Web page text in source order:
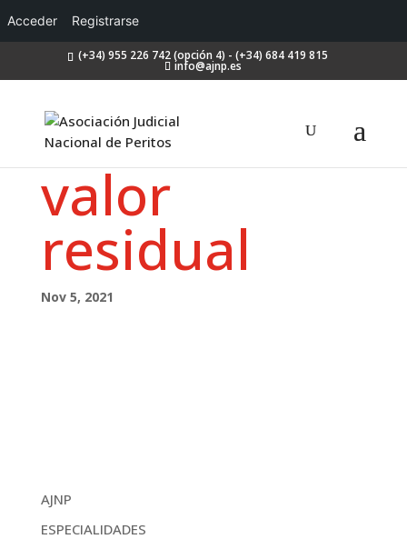
Acceder Registrarse
(+34) 955 226 742 (opción 4) - (+34) 684 419 815
info@ajnp.es
valor
residual
Nov 5, 2021
AJNP
ESPECIALIDADES